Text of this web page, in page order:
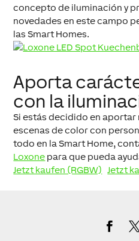
concepto de iluminación y
novedades en este campo
las Smart Homes.
Aporta
con la
Si estás decidido en aportar
escenas de color con
todo en la Smart Home,
Loxone para que pueda
Jetzt kaufen (RGBW)
Jetzt